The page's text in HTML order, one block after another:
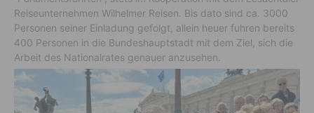
Reiseunternehmen Wilhelmer Reisen. Bis dato sind ca. 3000
Personen seiner Einladung gefolgt, allein heuer fuhren bereits
400 Personen in die Bundeshauptstadt mit dem Ziel, sich die
Arbeit des Nationalrates genauer anzusehen.